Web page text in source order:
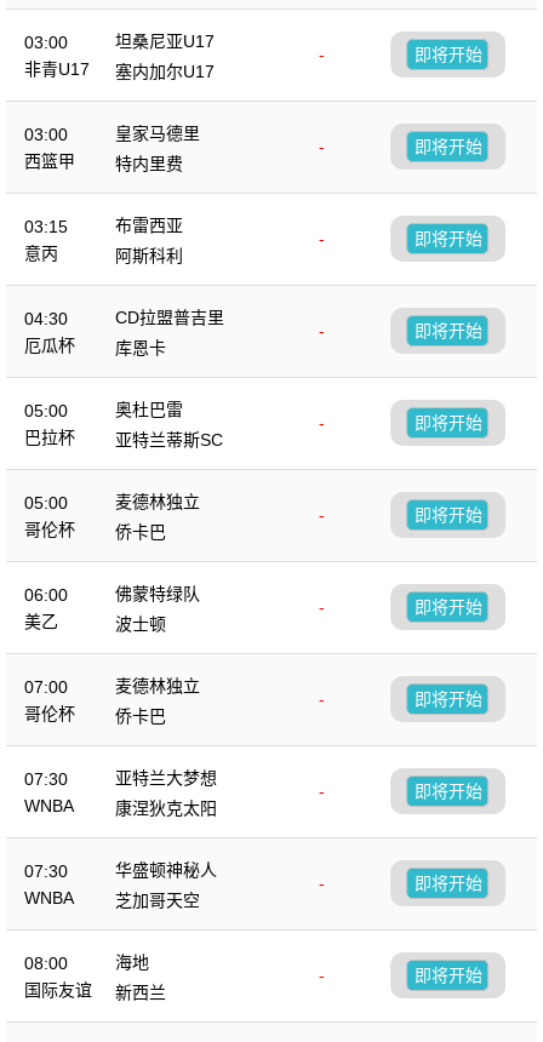
03:00
非青U17
坦桑尼亚U17
-
塞内加尔U17
即将开始
03:00
西篮甲
皇家马德里
-
特内里费
即将开始
03:15
意丙
布雷西亚
-
阿斯科利
即将开始
04:30
厄瓜杯
CD拉盟普吉里
-
库恩卡
即将开始
05:00
巴拉杯
奥杜巴雷
-
亚特兰蒂斯SC
即将开始
05:00
哥伦杯
麦德林独立
-
侨卡巴
即将开始
06:00
美乙
佛蒙特绿队
-
波士顿
即将开始
07:00
哥伦杯
麦德林独立
-
侨卡巴
即将开始
07:30
WNBA
亚特兰大梦想
-
康涅狄克太阳
即将开始
07:30
WNBA
华盛顿神秘人
-
芝加哥天空
即将开始
08:00
国际友谊
海地
-
新西兰
即将开始